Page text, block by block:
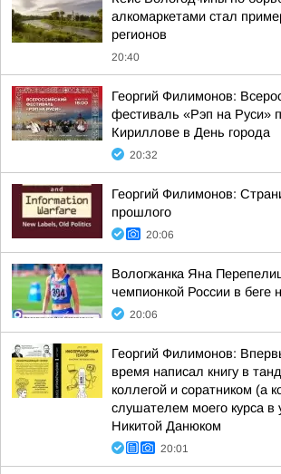
алкомаркетами стал
регионов
20:40
Георгий Филимонов:
фестиваль «Рэп на Руси»
Кириллове в День города
20:32
Георгий Филимонов:
прошлого
20:06
Вологжанка Яна
чемпионкой России в беге
20:06
Георгий Филимонов:
время написал книгу в
коллегой и соратником (а
слушателем моего курса в
Никитой Данюком
20:01